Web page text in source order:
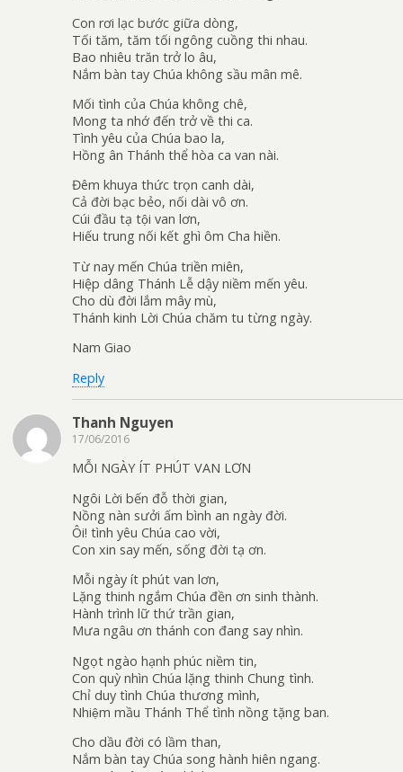
Con rơi lạc bước giữa dòng,
Tối tăm, tăm tối ngông cuồng thi nhau.
Bao nhiêu trăn trở lo âu,
Nắm bàn tay Chúa không sầu mân mê.
Mối tình của Chúa không chê,
Mong ta nhớ đến trở về thi ca.
Tình yêu của Chúa bao la,
Hồng ân Thánh thể hòa ca van nài.
Đêm khuya thức trọn canh dài,
Cả đời bạc bẻo, nối dài vô ơn.
Cúi đầu tạ tội van lơn,
Hiếu trung nối kết ghì ôm Cha hiền.
Từ nay mến Chúa triền miên,
Hiệp dâng Thánh Lễ dậy niềm mến yêu.
Cho dù đời lắm mây mù,
Thánh kinh Lời Chúa chăm tu từng ngày.
Nam Giao
Reply
Thanh Nguyen
17/06/2016
MỖI NGÀY ÍT PHÚT VAN LƠN
Ngôi Lời bến đỗ thời gian,
Nồng nàn sưởi ấm bình an ngày đời.
Ôi! tình yêu Chúa cao vời,
Con xin say mến, sống đời tạ ơn.
Mỗi ngày ít phút van lơn,
Lặng thinh ngắm Chúa đền ơn sinh thành.
Hành trình lữ thứ trần gian,
Mưa ngâu ơn thánh con đang say nhìn.
Ngọt ngào hạnh phúc niềm tin,
Con quỳ nhìn Chúa lặng thinh Chung tình.
Chỉ duy tình Chúa thương mình,
Nhiệm mầu Thánh Thể tình nồng tặng ban.
Cho dầu đời có lầm than,
Nắm bàn tay Chúa song hành hiên ngang.